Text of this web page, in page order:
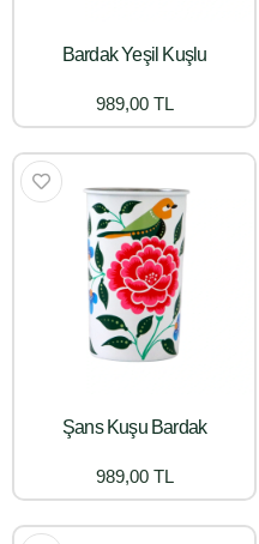
Bardak Yeşil Kuşlu
989,00 TL
Şans Kuşu Bardak
989,00 TL